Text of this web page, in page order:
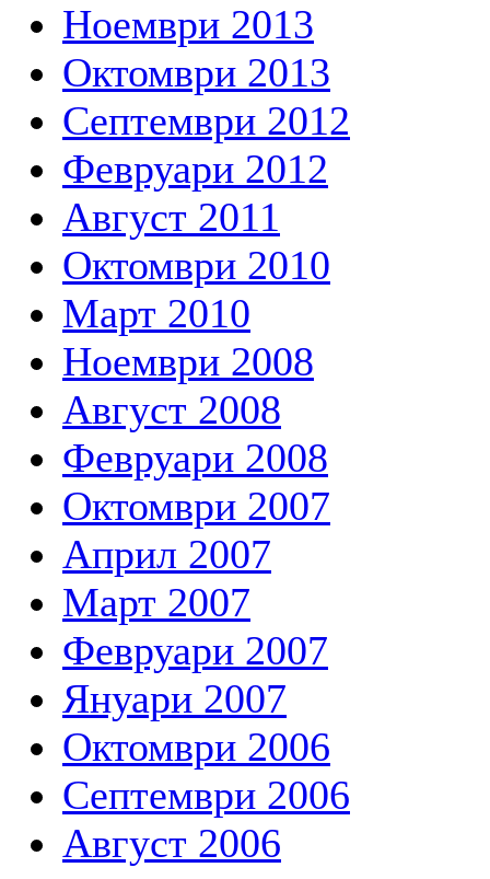
Ноември 2013
Октомври 2013
Септември 2012
Февруари 2012
Август 2011
Октомври 2010
Март 2010
Ноември 2008
Август 2008
Февруари 2008
Октомври 2007
Април 2007
Март 2007
Февруари 2007
Януари 2007
Октомври 2006
Септември 2006
Август 2006